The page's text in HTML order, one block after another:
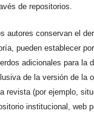
de repositorios.
autores conservan el
pueden establecer
adicionales para la
de la versión de la
revista (por ejemplo,
institucional, web